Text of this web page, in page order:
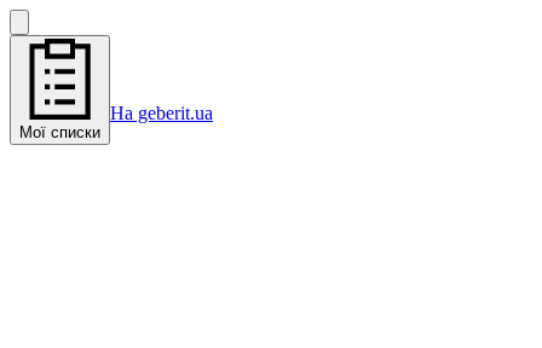
Мої списки
На geberit.ua